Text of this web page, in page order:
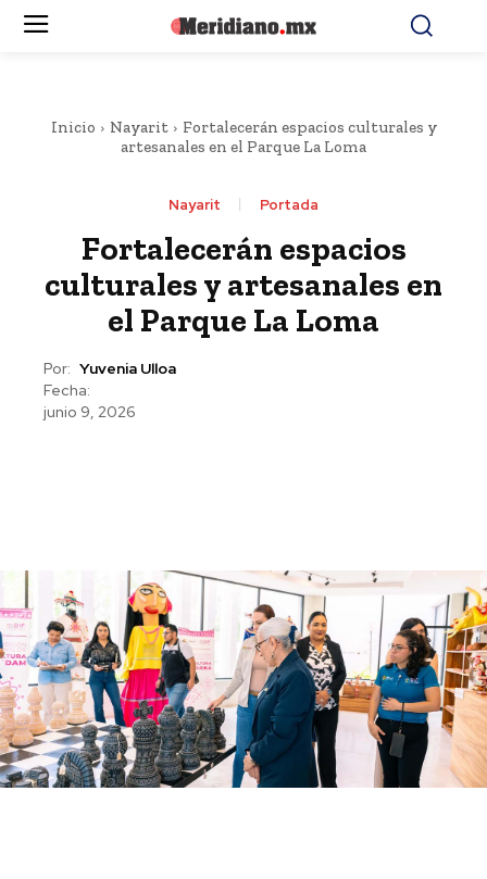
Inicio Nayarit
Fortalecerán espacios culturales y
artesanales en el Parque La Loma
Nayarit Portada
Fortalecerán espacios
culturales y artesanales en
el Parque La Loma
Por: Yuvenia Ulloa
Fecha:
junio 9, 2026